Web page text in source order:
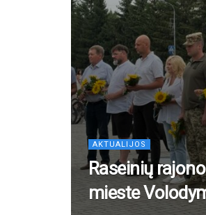
AKTUALIJOS
Raseinių
mieste